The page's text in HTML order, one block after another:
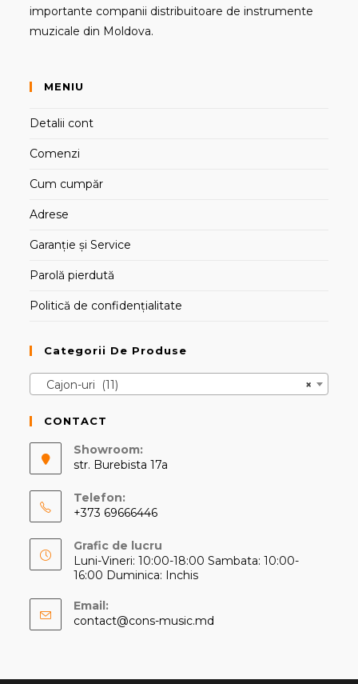
importante companii distribuitoare de instrumente
muzicale din Moldova.
MENIU
Detalii cont
Comenzi
Cum cumpăr
Adrese
Garanție și Service
Parolă pierdută
Politică de confidențialitate
Categorii De Produse
×
Cajon-uri (11)
CONTACT
Showroom:
str. Burebista 17a
Telefon:
+373 69666446
in
your
Grafic de lucru
Luni-Vineri: 10:00-18:00 Sambata: 10:00-
16:00 Duminica: Inchis
Email:
contact@cons-music.md